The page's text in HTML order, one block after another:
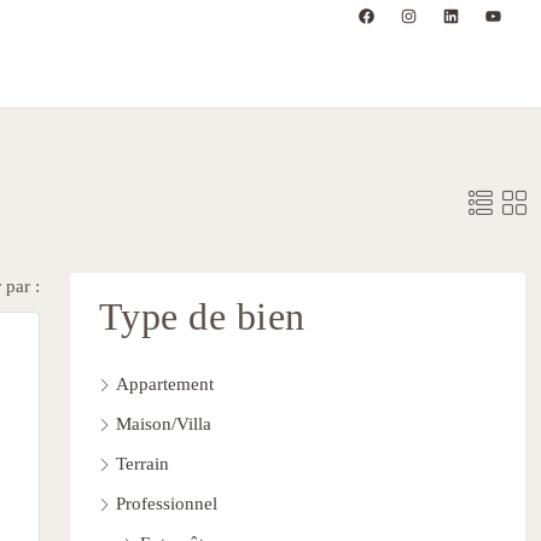
par :
Type de bien
Appartement
Maison/Villa
Terrain
Professionnel